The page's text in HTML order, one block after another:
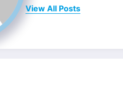
View All Posts